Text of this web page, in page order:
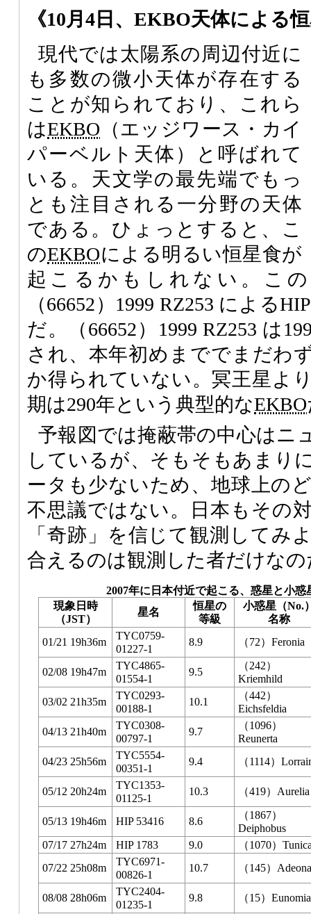
《10月4日、EKBO天体による
現代では太陽系の周辺付近に
も多数の微小天体が存在する
ことが知られており、これら
はEKBO （エッジワース・カイ
パーベルト天体）と呼ばれて
いる。天文学の最先端でもっ
とも注目される一分野の天体
である。ひょっとすると、こ
のEKBOによる明るい恒星食が
起こるかもしれない。こ
（66652）1999 RZ253 による
だ。（66652）1999 RZ253 は
され、本年初めまででまだわ
か得られていない。冥王星よ
期は290年という典型的なEKBO
予報図では掩蔽帯の中心はニ
しているが、そもそもあまり
ータも少ないため、地球上の
不思議ではない。日本もその
「奇跡」を信じて観測してみ
合えるのは観測した者だけな
2007年に日本付近で起こる、惑星と小
現象日時
（JST）
星名
恒星の
等級
小惑星（No.
名称
01/21 19h36m
TYC0759-
01227-1
8.9 （72）Feronia
02/08 19h47m
TYC4865-
01554-1
9.5
（242）
Kriemhild
03/02 21h35m
TYC0293-
00188-1
10.1
（442）
Eichsfeldia
04/13 21h40m
TYC0308-
00797-1
9.7
（1096）
Reunerta
04/23 25h56m
TYC5554-
00351-1
9.4 （1114）
05/12 20h24m
TYC1353-
01125-1
10.3 （419）Aurelia
05/13 19h46m HIP 53416 8.6
（1867）
Deiphobus
07/17 27h24m
HIP 1783 9.0
（1070）
07/22 25h08m
TYC6971-
00826-1
10.7 （145）Adeona
08/08 28h06m
TYC2404-
01235-1
9.8 （15）Eunomia